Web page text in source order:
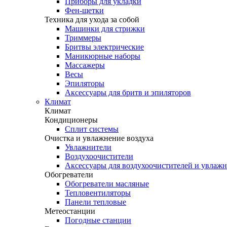
Фен-щетки
Техника для ухода за собой
Машинки для стрижки
Триммеры
Бритвы электрические
Маникюрные наборы
Массажеры
Весы
Эпиляторы
Аксессуары для бритв и эпиляторов
Климат
Климат
Кондиционеры
Сплит системы
Очистка и увлажнение воздуха
Увлажнители
Воздухоочистители
Аксессуары для воздухоочистителей и
Обогреватели
Обогреватели масляные
Тепловентиляторы
Панели тепловые
Метеостанции
Погодные станции